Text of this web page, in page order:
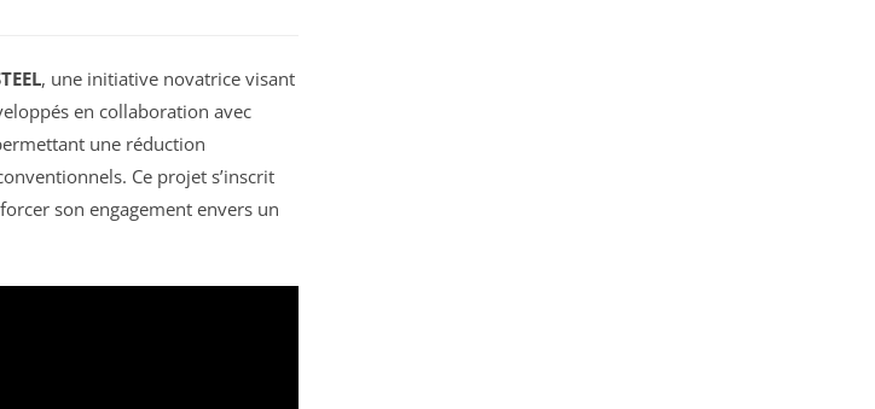
, une initiative novatrice visant
en collaboration avec
une réduction
Ce projet s’inscrit
son engagement envers un